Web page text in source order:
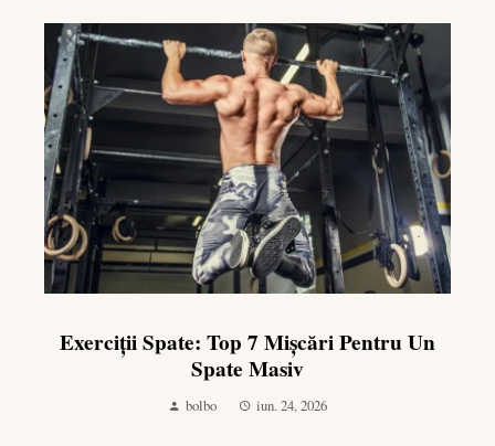
Exerciții Spate: Top 7 Mișcări Pentru Un
Spate Masiv
bolbo iun. 24, 2026